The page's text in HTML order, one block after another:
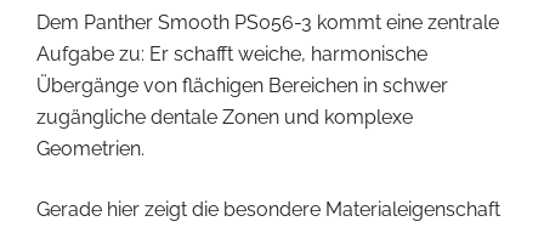
Dem Panther Smooth PS056-3 kommt eine zentrale
Aufgabe zu: Er schafft weiche, harmonische
Übergänge von flächigen Bereichen in schwer
zugängliche dentale Zonen und komplexe
Geometrien.
Gerade hier zeigt die besondere Materialeigenschaft